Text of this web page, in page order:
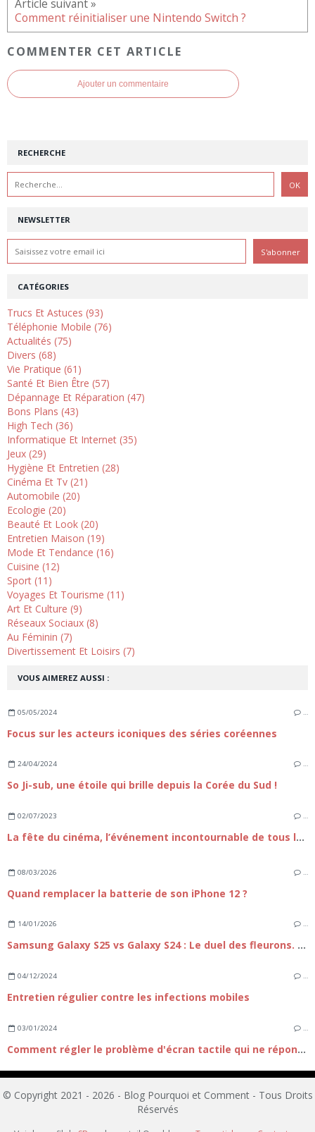
Comment réinitialiser une Nintendo Switch ?
COMMENTER CET ARTICLE
Ajouter un commentaire
NEWSLETTER
RECHERCHE
VOUS AIMEREZ AUSSI :
05/05/2024 …
Focus sur les acteurs iconiques des séries coréennes
24/04/2024 …
So Ji-sub, une étoile qui brille depuis la Corée du Sud !
02/07/2023 …
La fête du cinéma, l’événement incontournable de tous les cinéphiles
08/03/2026 …
Quand remplacer la batterie de son iPhone 12 ?
14/01/2026 …
Samsung Galaxy S25 vs Galaxy S24 : Le duel des fleurons. Faut-il passer à la nouvelle génération ?
04/12/2024 …
Entretien régulier contre les infections mobiles
03/01/2024
Comment régler le problème d'écran tactile qui ne répond plus sur iPhone 15 ?
CATÉGORIES
Trucs Et Astuces (93)
Téléphonie Mobile (76)
Actualités (75)
Divers (68)
Vie Pratique (61)
Santé Et Bien Être (57)
Dépannage Et Réparation (47)
Bons Plans (43)
High Tech (36)
Informatique Et Internet (35)
Jeux (29)
Hygiène Et Entretien (28)
Cinéma Et Tv (21)
Automobile (20)
Ecologie (20)
Beauté Et Look (20)
Entretien Maison (19)
Mode Et Tendance (16)
Cuisine (12)
Sport (11)
Voyages Et Tourisme (11)
Art Et Culture (9)
Réseaux Sociaux (8)
Au Féminin (7)
Divertissement Et Loisirs (7)
© Copyright 2021 - 2026 - Blog Pourquoi et Comment - Tous Droits
Réservés